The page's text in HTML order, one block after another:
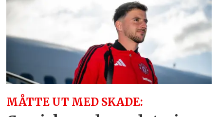
MÅTTE UT MED SKADE: